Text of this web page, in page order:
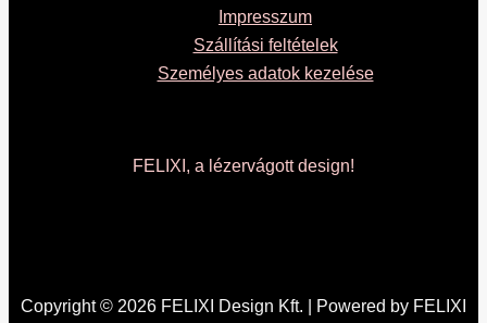
Impresszum
Szállítási feltételek
Személyes adatok kezelése
FELIXI, a lézervágott design!
Copyright © 2026 FELIXI Design Kft. | Powered by FELIXI